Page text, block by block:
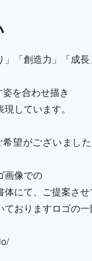
」「創造力」「成
を合わせ描き
しています。
望がございまし
画像での
にて、ご提案させ
ておりますロゴの